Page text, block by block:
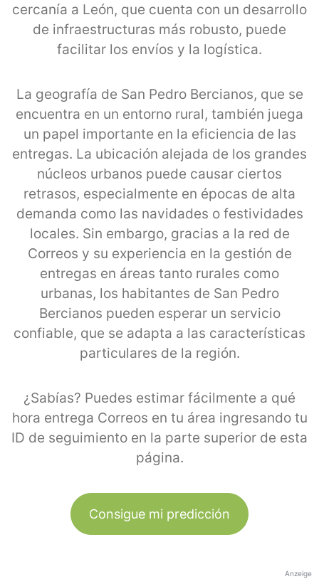
cercanía a León, que cuenta con un desarrollo
de infraestructuras más robusto, puede
facilitar los envíos y la logística.
La geografía de San Pedro Bercianos, que se
encuentra en un entorno rural, también juega
un papel importante en la eficiencia de las
entregas. La ubicación alejada de los grandes
núcleos urbanos puede causar ciertos
retrasos, especialmente en épocas de alta
demanda como las navidades o festividades
locales. Sin embargo, gracias a la red de
Correos y su experiencia en la gestión de
entregas en áreas tanto rurales como
urbanas, los habitantes de San Pedro
Bercianos pueden esperar un servicio
confiable, que se adapta a las características
particulares de la región.
¿Sabías? Puedes estimar fácilmente a qué
hora entrega Correos en tu área ingresando tu
ID de seguimiento en la parte superior de esta
página.
Consigue mi predicción
Anzeige